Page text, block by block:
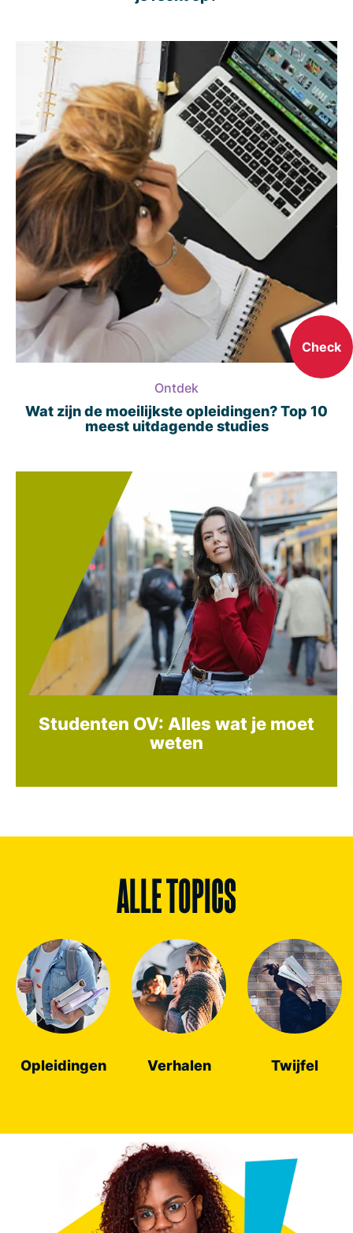
Check
Ontdek
Wat zijn de moeilijkste opleidingen? Top 10
meest uitdagende studies
Studenten OV: Alles wat je moet
weten
ALLE TOPICS
Opleidingen Verhalen Twijfel